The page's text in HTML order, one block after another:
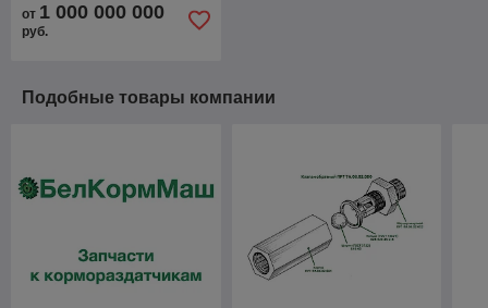
от 1 000 000 000
руб.
Подобные товары компании